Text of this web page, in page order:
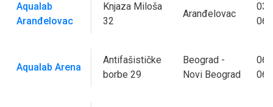
Aqualab
Aranđelovac
Knjaza Miloša
32
Aranđelovac
Aqualab Arena
Antifašističke
borbe 29
Beograd -
Novi Beograd